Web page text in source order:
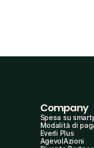
Company
Spesa su
Modalità di
Everli Plus
AgevolAzioni